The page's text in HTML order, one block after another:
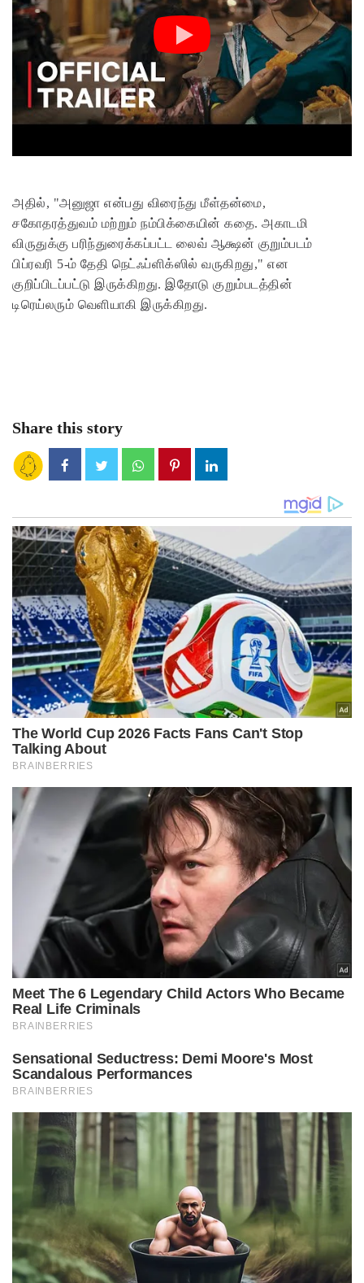
அதில், "அனுஜா என்பது விரைந்து மீள்தன்மை,
சகோதரத்துவம் மற்றும் நம்பிக்கையின் கதை. அகாடமி
விருதுக்கு பரிந்துரைக்கப்பட்ட லைவ் ஆக்ஷன் குறும்படம்
பிப்ரவரி 5-ம் தேதி நெட்ஃப்ளிக்ஸில் வருகிறது," என
குறிப்பிடப்பட்டு இருக்கிறது. இதோடு குறும்படத்தின்
டிரெய்லரும் வெளியாகி இருக்கிறது.
Share this story